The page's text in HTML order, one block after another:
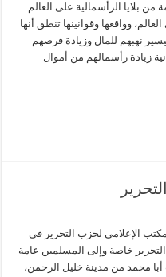
بلايا الرأسمالية على العالم
وواقعها وقوانينها تنطق أنها
نهبهم للمال وزيادة فرصهم
زيادة رأسمالهم من أموال
الإعلامي لحزب التحرير في
خاصة وإلى المسلمين عامة
محمد من مدينة خليل الرحمن،